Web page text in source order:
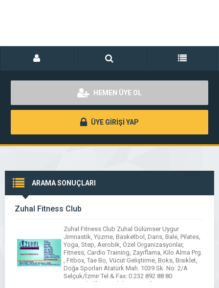
HEMEN ÜYE OL
ÜYE GİRİŞİ YAP
ARAMA SONUÇLARI
Zuhal Fitness Club
Zuhal Fitness Club Zuhal Gülümser Uygur
Jimnastik, Yüzme, Basketbol, Dans, Bale, Pilates,
Yoga, Step, Aerobik, Özel Organizasyonlar,
Fitness, Cardio Training, Zayıflama, Kilo Alma Prg.
, Fitbox, Tae Bo, Vücut Geliştirme, Boks, Bisiklet,
Doğa Sporları Atatürk Mah. 1039 Sk. No: 2/A
Selçuk/İzmir Tel & Fax: 0 232 892 88 80
www.zuhalfitnessclub.com / zfc-